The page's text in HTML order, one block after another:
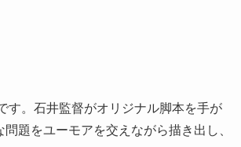
す。石井監督がオリジナル脚本を手が
題をユーモアを交えながら描き出し、